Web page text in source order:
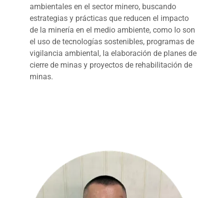
ambientales en el sector minero, buscando
estrategias y prácticas que reducen el impacto
de la minería en el medio ambiente, como lo son
el uso de tecnologías sostenibles, programas de
vigilancia ambiental, la elaboración de planes de
cierre de minas y proyectos de rehabilitación de
minas.